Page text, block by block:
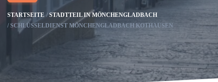
STARTSEITE
STADTTEIL IN MÖNCHENGLADBACH
SCHLÜSSELDIENST MÖNCHENGLADBACH KOTHAUSEN